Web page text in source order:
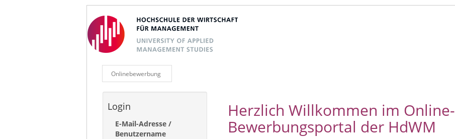
Onlinebewerbung
Login
E-Mail-Adresse /
Benutzername
Herzlich Willkommen im Online-
Bewerbungsportal der HdWM